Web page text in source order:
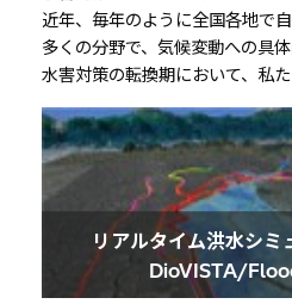
近年、毎年のように全国各地で
多くの分野で、気候変動への具
水害対策の転換期において、私
リアルタイム洪水シミ
DioVISTA/